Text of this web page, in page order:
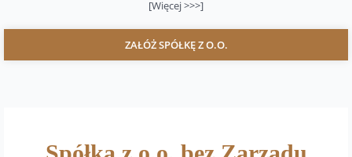
[Więcej >>>]
ZAŁÓŻ SPÓŁKĘ Z O.O.